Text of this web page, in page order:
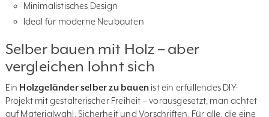
Minimalistisches Design
Ideal für moderne Neubauten
Selber bauen mit Holz – aber
vergleichen lohnt sich
Ein Holzgeländer selber zu bauenist ein erfüllendes DIY-
Projekt mit gestalterischer Freiheit – vorausgesetzt, man achtet
auf Materialwahl, Sicherheit und Vorschriften. Für alle, die eine